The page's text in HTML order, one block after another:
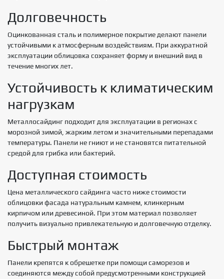
Долговечность
Оцинкованная сталь и полимерное покрытие делают панели
устойчивыми к атмосферным воздействиям. При аккуратной
эксплуатации облицовка сохраняет форму и внешний вид в
течение многих лет.
Устойчивость к климатическим
нагрузкам
Металлосайдинг подходит для эксплуатации в регионах с
морозной зимой, жарким летом и значительными перепадами
температуры. Панели не гниют и не становятся питательной
средой для грибка или бактерий.
Доступная стоимость
Цена металлического сайдинга часто ниже стоимости
облицовки фасада натуральным камнем, клинкерным
кирпичом или древесиной. При этом материал позволяет
получить визуально привлекательную и долговечную отделку.
Быстрый монтаж
Панели крепятся к обрешетке при помощи саморезов и
соединяются между собой предусмотренными конструкцией